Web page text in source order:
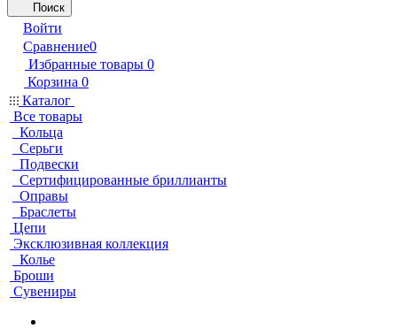
Поиск
Войти
Сравнение0
Избранные товары 0
Корзина 0
Каталог
Все товары
Кольца
Серьги
Подвески
Сертифицированные бриллианты
Оправы
Браслеты
Цепи
Эксклюзивная коллекция
Колье
Броши
Сувениры